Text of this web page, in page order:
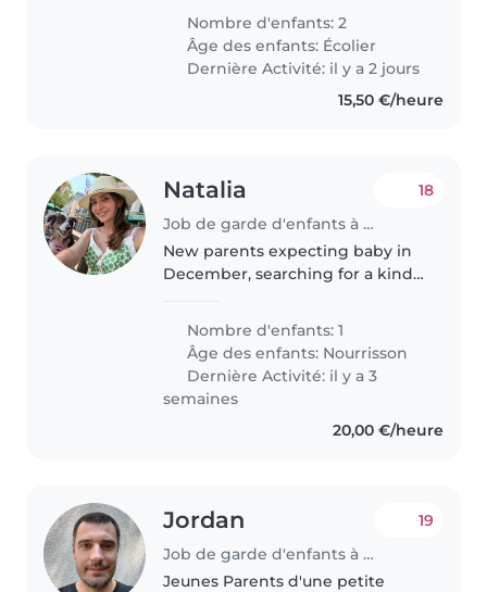
une baby-sitter ou nounou à
l'aise avec la cuisine, les tâches
ménagères et l'aide aux devoirs
pour..
Nombre d'enfants: 2
Âge des enfants: Écolier
Dernière Activité: il y a 2 jours
15,50 €/heure
Natalia
Job de garde d'enfants à Luxembourg
18
New parents expecting baby in
December, searching for a kind
to care for our newborn. Must be
comfortable with pets and
cooking, and speak English and..
Nombre d'enfants: 1
Âge des enfants: Nourrisson
Dernière Activité: il y a 3
semaines
20,00 €/heure
Jordan
Job de garde d'enfants à Luxembourg
19
Jeunes Parents d'une petite